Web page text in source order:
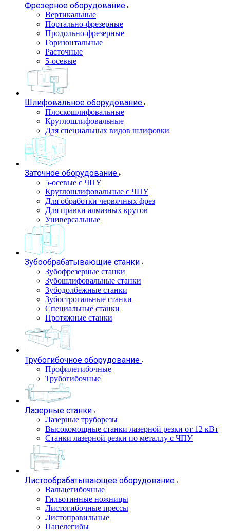
Фрезерное оборудование
Вертикальные
Портально-фрезерные
Продольно-фрезерные
Горизонтальные
Расточные
5-осевые
Шлифовальное оборудование
Плоскошлифовальные
Круглошлифовальные
Для специальных видов шлифовки
Заточное оборудование
5-осевые с ЧПУ
Круглошлифовальные с ЧПУ
Для обработки червячных фрез
Для правки алмазных кругов
Универсальные
Зубообрабатывающие станки
Зубофрезерные станки
Зубошлифовальные станки
Зубодолбежные станки
Зубострогальные станки
Специальные станки
Протяжные станки
Трубогибочное оборудование
Профилегибочные
Трубогибочные
Лазерные станки
Лазерные труборезы
Высокомощные станки лазерной резки от 12 кВт
Станки лазерной резки по металлу с ЧПУ
Листообрабатывающее оборудование
Вальцегибочные
Гильотинные ножницы
Листогибочные прессы
Листоправильные
Панелегибы